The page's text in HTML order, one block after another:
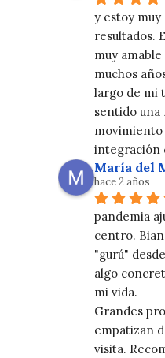
y estoy
resultados.
muy
muchos
largo de mi
sentido una
integración
María del
hace 2 años
pandemia
centro.
"gurú"
algo
mi vida.
Grandes
empatizan
visita.